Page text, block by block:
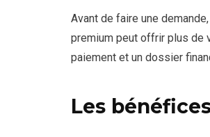
Avant de faire une
premium peut offrir plus de
paiement et un dossier
Les